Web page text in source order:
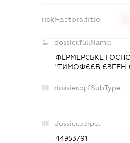
riskFactors.title
dossier.fullName:
ФЕРМЕРСЬКЕ
"ТИМОФЄЄВ ЄВГЕН
dossier.opfSubType:
-
dossier.edrpo:
44953791